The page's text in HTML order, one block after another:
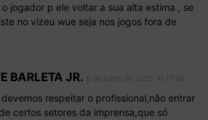
jogador p ele voltar a sua alta estima , se
no vizeu wue seja nos jogos fora de
BARLETA JR.
respeitar o profissional,não entrar
certos setores da imprensa,que só